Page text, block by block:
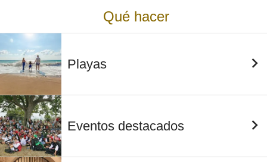
Qué hacer
Playas
Eventos destacados